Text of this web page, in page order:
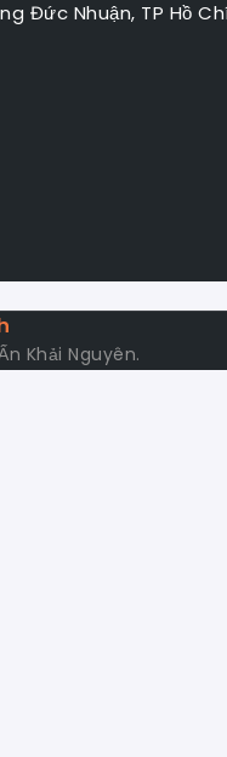
Đức Nhuận, TP Hồ
Khải Nguyên.